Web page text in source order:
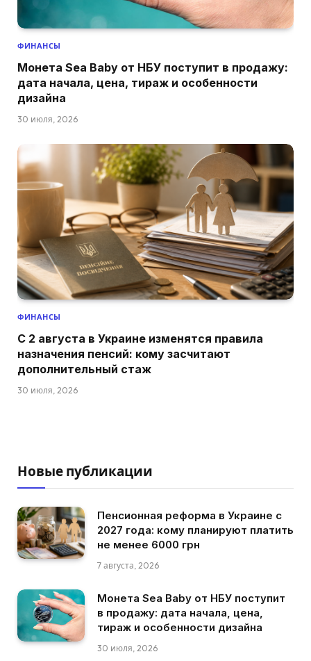
ФИНАНСЫ
Монета Sea Baby от НБУ поступит в продажу:
дата начала, цена, тираж и особенности
дизайна
30 июля, 2026
ФИНАНСЫ
С 2 августа в Украине изменятся правила
назначения пенсий: кому засчитают
дополнительный стаж
30 июля, 2026
Новые публикации
Пенсионная реформа в Украине с
2027 года: кому планируют платить
не менее 6000 грн
7 августа, 2026
Монета Sea Baby от НБУ поступит
в продажу: дата начала, цена,
тираж и особенности дизайна
30 июля, 2026